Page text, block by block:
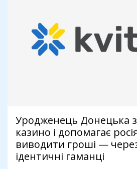
Уродженець Донецька
казино і допомагає
виводити гроші —
ідентичні гаманці